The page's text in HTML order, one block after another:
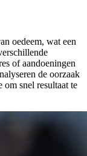
oedeem, wat een
of aandoeningen
de oorzaak
om snel resultaat te